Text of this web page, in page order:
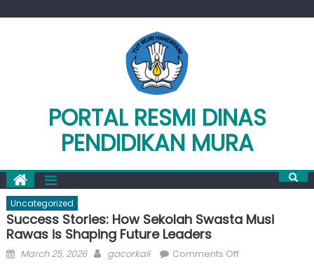
PORTAL RESMI DINAS
PENDIDIKAN MURA
Uncategorized
Success Stories: How Sekolah Swasta Musi
Rawas is Shaping Future Leaders
Posted
March 25, 2026 Author
gacorkali Comments Offon